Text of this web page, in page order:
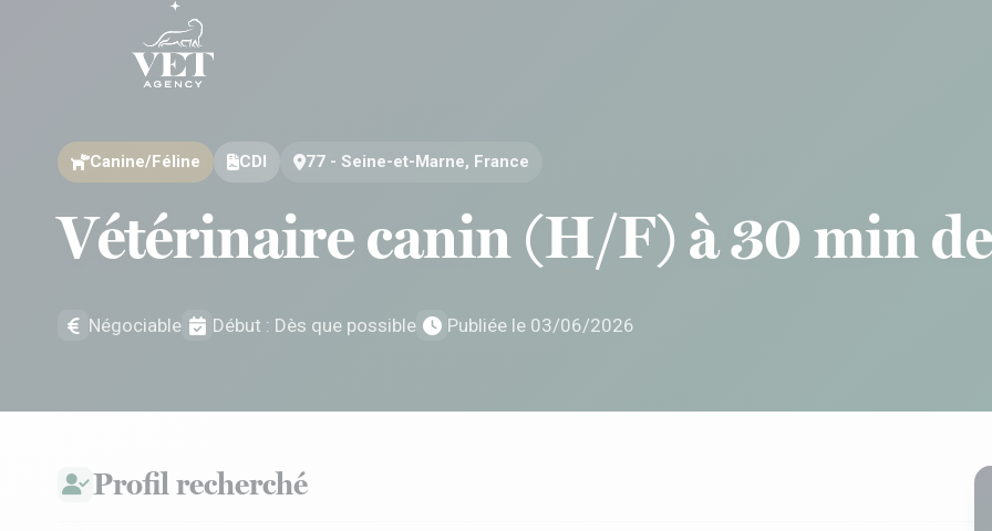
Canine/Féline CDI 77 - Seine-et-Marne, France
Vétérinaire canin (H/F) à 30 min
Négociable Début : Dès que possible Publiée le 03/06/2026
Profil recherché